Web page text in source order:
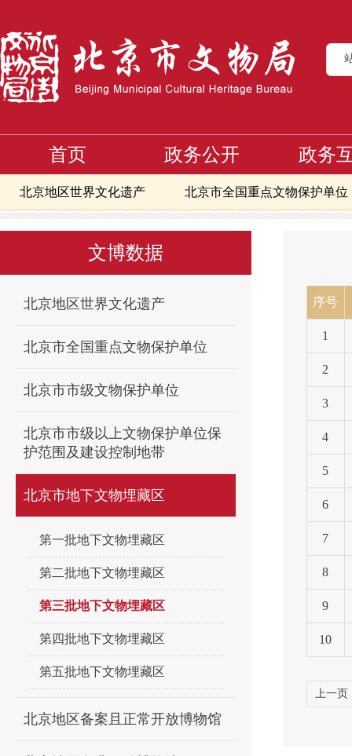
首页 政务公开 政务
北京地区世界文化遗产 北京市全国重点文物保护单位
北京市地下文物埋藏区 北京地区备案且正常开放博物
北京市可移动文物修复资质单位信息
核心区备案且正常开放博物馆 北京文物艺术品交易指
首页>文博数据>北京市地下文物埋藏区>第三批地下文物埋
文博数据
北京地区世界文化遗产
北京市全国重点文物保护单位
北京市市级文物保护单位
北京市市级以上文物保护单位保
护范围及建设控制地带
北京市地下文物埋藏区
第一批地下文物埋藏区
第二批地下文物埋藏区
第三批地下文物埋藏区
第四批地下文物埋藏区
第五批地下文物埋藏区
北京地区备案且正常开放博物馆
序号
1
2
3
4
5
6
7
8
9
10
上一页